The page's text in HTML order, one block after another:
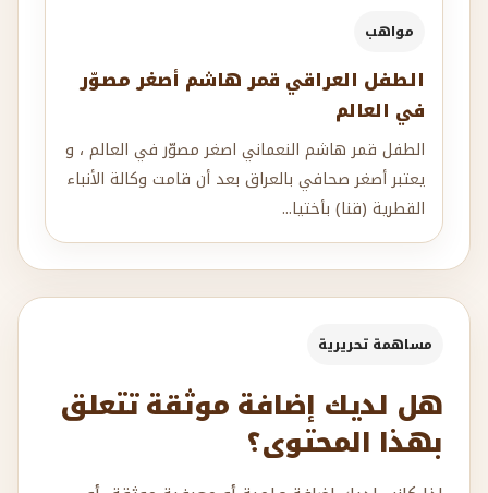
مواهب
الطفل العراقي قمر هاشم أصغر مصوّر
في العالم
الطفل قمر هاشم النعماني اصغر مصوّر في العالم ، و
يعتبر أصغر صحافي بالعراق بعد أن قامت وكالة الأنباء
القطرية (قنا) بأختيا...
مساهمة تحريرية
هل لديك إضافة موثقة تتعلق
بهذا المحتوى؟